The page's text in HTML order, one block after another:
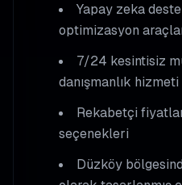
Yapay zeka
optimizasyon
7/24 kesintisiz
danışmanlık hizmeti
Rekabetçi
seçenekleri
Düzköy